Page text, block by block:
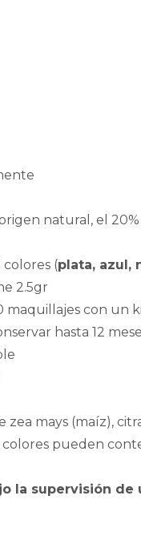
natural, el
(p lata, azul,
2.5gr
maquillajes con un
hasta 12
zea mays (maíz),
pueden
la supervisión de